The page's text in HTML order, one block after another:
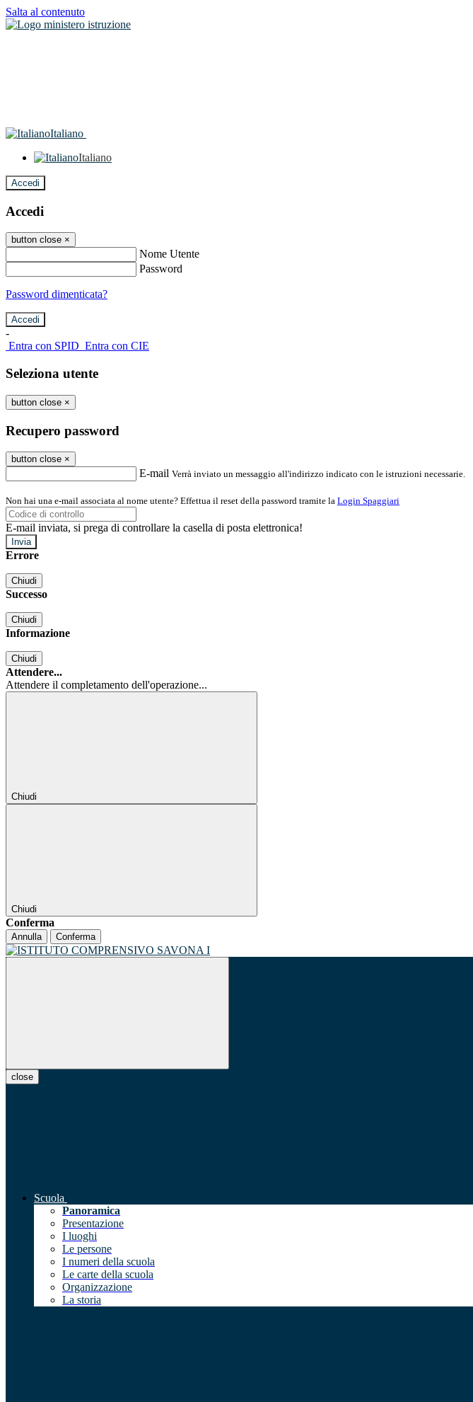
Salta al contenuto
Italiano
Italiano
Accedi
Accedi
button close ×
Nome Utente
Password
Password dimenticata?
-
Entra con SPID Entra con CIE
Seleziona utente
button close ×
Recupero password
button close ×
E-mail Verrà inviato un messaggio all'indirizzo indicato con le istruzioni necessarie.
Non hai una e-mail associata al nome utente? Effettua il reset della password tramite la Login Spaggiari
E-mail inviata, si prega di controllare la casella di posta elettronica!
Errore
Chiudi
Successo
Chiudi
Informazione
Chiudi
Attendere...
Attendere il completamento dell'operazione...
Chiudi
Chiudi
Conferma
Annulla Conferma
close
Scuola
Panoramica
Presentazione
I luoghi
Le persone
I numeri della scuola
Le carte della scuola
Organizzazione
La storia